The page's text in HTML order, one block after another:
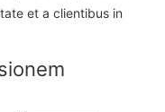
et a clientibus in